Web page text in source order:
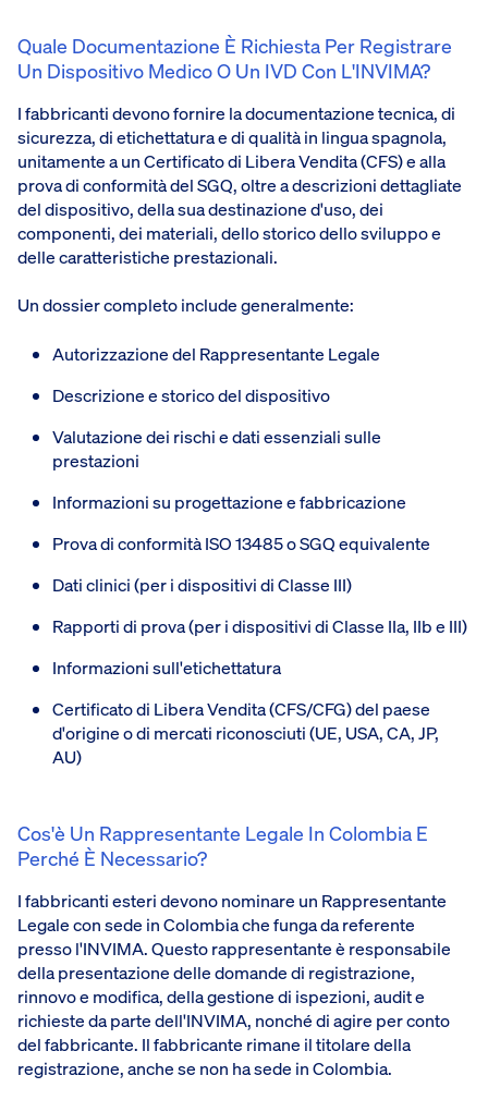
Quale Documentazione È Richiesta Per Registrare
Un Dispositivo Medico O Un IVD Con L'INVIMA?
I fabbricanti devono fornire la documentazione tecnica, di
sicurezza, di etichettatura e di qualità in lingua spagnola,
unitamente a un Certificato di Libera Vendita (CFS) e alla
prova di conformità del SGQ, oltre a descrizioni dettagliate
del dispositivo, della sua destinazione d'uso, dei
componenti, dei materiali, dello storico dello sviluppo e
delle caratteristiche prestazionali.
Un dossier completo include generalmente:
Autorizzazione del Rappresentante Legale
Descrizione e storico del dispositivo
Valutazione dei rischi e dati essenziali sulle
prestazioni
Informazioni su progettazione e fabbricazione
Prova di conformità ISO 13485 o SGQ equivalente
Dati clinici (per i dispositivi di Classe III)
Rapporti di prova (per i dispositivi di Classe IIa, IIb e III)
Informazioni sull'etichettatura
Certificato di Libera Vendita (CFS/CFG) del paese
d'origine o di mercati riconosciuti (UE, USA, CA, JP,
AU)
Cos'è Un Rappresentante Legale In Colombia E
Perché È Necessario?
I fabbricanti esteri devono nominare un Rappresentante
Legale con sede in Colombia che funga da referente
presso l'INVIMA. Questo rappresentante è responsabile
della presentazione delle domande di registrazione,
rinnovo e modifica, della gestione di ispezioni, audit e
richieste da parte dell'INVIMA, nonché di agire per conto
del fabbricante. Il fabbricante rimane il titolare della
registrazione, anche se non ha sede in Colombia.